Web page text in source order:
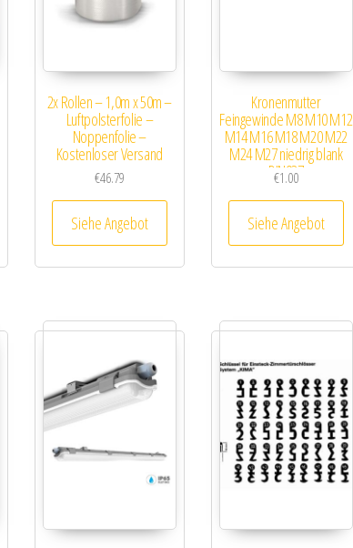
2x Rollen – 1,0m x 50m –
Luftpolsterfolie –
Noppenfolie –
Kostenloser Versand
€46.79
Siehe Angebot
Kronenmutter
Feingewinde M8 M10 M12
M14 M16 M18 M20 M22
M24 M27 niedrig blank
DIN937
€1.00
Siehe Angebot